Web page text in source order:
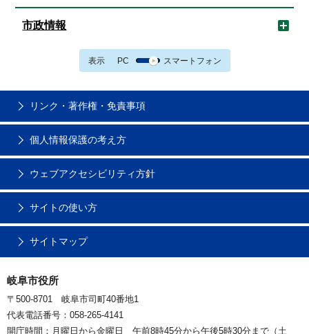
市政情報
表示 PC スマートフォン
リンク・著作権・免責事項
個人情報保護の考え方
ウェブアクセシビリティ方針
サイトの使い方
サイトマップ
岐阜市役所
〒500-8701 岐阜市司町40番地1
代表電話番号：058-265-4141
開庁時間：月曜日から金曜日 午前8時45分から午後5時30分まで（土